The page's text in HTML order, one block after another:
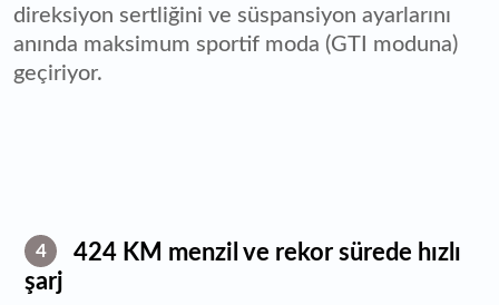
direksiyon sertliğini ve süspansiyon ayarlarını
anında maksimum sportif moda (GTI moduna)
geçiriyor.
4
424 KM menzil ve rekor sürede hızlı
şarj